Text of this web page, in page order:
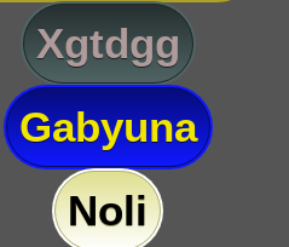
Xgtdgg
Gabyuna
Noli